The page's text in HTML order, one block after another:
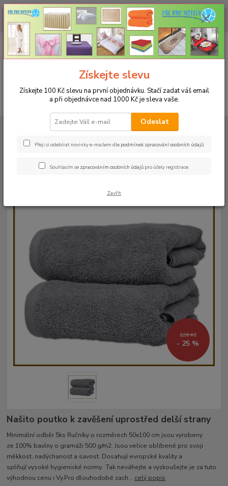
CHCETE NAKOUPIT VĚTŠÍ MNOŽSTVÍ NAŠICH PRODUKTŮ ZA LEPŠÍ
CENU? Klikněte ZDE
CZK
+420 773 794 023
Pondělí-pátek 9-16 hodin
0ks
za0 Kč
RUČNÍKY A OSUŠKY
Ručníky 50x100cm bez bordury - 500g/m²
Ručník 50x100cm - šedá-03 -
500g/m2
126 Kč
- 25 %
Našito poutko k zavěšení uprostřed delší strany
Minimální odběr 5ks Ručníky o rozměrech 50x100 cm jsou vyrobeny
ze 100% bavlny o gramáži 500 g/m2. Jsou velice oblíbené pro svoji
měkkost, nadýchanost a savost. Dosahují evropské kvality a
splňují vysoké hygienické normy. Tak neváhejte a vyzkoušejte je za tuto
výhodnou cenu i Vy.Pro dlouhodobé zach... celý popis
Získejte slevu
Získejte 100 Kč slevu na první objednávku. Stačí zadat váš email
a při objednávce nad 1000 Kč je sleva vaše.
Odeslat
Přeji si odebírat novinky e-mailem dle podmínek zpracování osobních údajů.
Souhlasím se zpracováním osobních údajů pro účely registrace.
Zavřít